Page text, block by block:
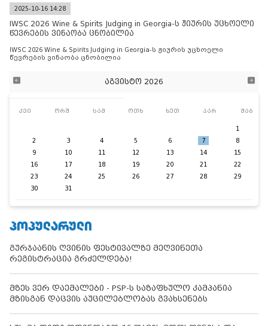
2025-10-16 14:28
IWSC 2026 Wine & Spirits Judging in Georgia-ს ჟიურის უცხოელი
წევრების ვინაობა ცნობილია
IWSC 2026 Wine & Spirits Judging in Georgia-ს ჟიურის უცხოელი
წევრების ვინაობა ცნობილია
აგვისტო 2026
კვი ორშ სამ ოთხ ხუთ პარ შაბ
1
2
3 4 5 6 7
8
9
10 11 12 13 14
15
16
17 18 19 20 21
22
23
24 25 26 27 28
29
30
31
ᲞᲝᲞᲣᲚᲐᲠᲣᲚᲘ
გურჯაანის ღვინის ფესტივალზე მეღვინეთა
რეგისტრაცია გრძელდება!
მზეს ვერ დაემალები - PSP-ს საზაფხულო კამპანია
მზისგან დაცვის აუცილებლობას გვახსენებს